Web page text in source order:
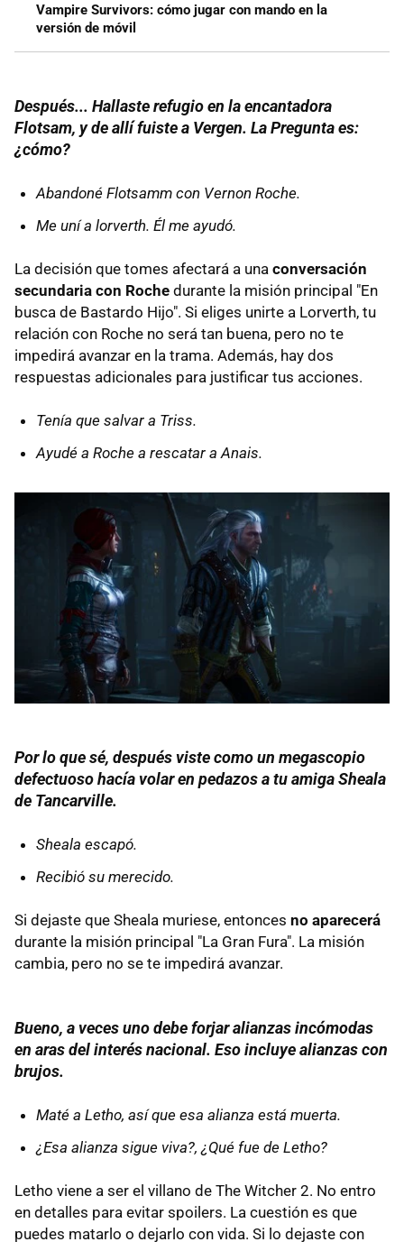
Vampire Survivors: cómo jugar con mando en la
versión de móvil
Después... Hallaste refugio en la encantadora
Flotsam, y de allí fuiste a Vergen. La Pregunta es:
¿cómo?
Abandoné Flotsamm con Vernon Roche.
Me uní a lorverth. Él me ayudó.
La decisión que tomes afectará a una conversación
secundaria con Roche durante la misión principal "En
busca de Bastardo Hijo". Si eliges unirte a Lorverth, tu
relación con Roche no será tan buena, pero no te
impedirá avanzar en la trama. Además, hay dos
respuestas adicionales para justificar tus acciones.
Tenía que salvar a Triss.
Ayudé a Roche a rescatar a Anais.
Por lo que sé, después viste como un megascopio
defectuoso hacía volar en pedazos a tu amiga Sheala
de Tancarville.
Sheala escapó.
Recibió su merecido.
Si dejaste que Sheala muriese, entonces no aparecerá
durante la misión principal "La Gran Fura". La misión
cambia, pero no se te impedirá avanzar.
Bueno, a veces uno debe forjar alianzas incómodas
en aras del interés nacional. Eso incluye alianzas con
brujos.
Maté a Letho, así que esa alianza está muerta.
¿Esa alianza sigue viva?, ¿Qué fue de Letho?
Letho viene a ser el villano de The Witcher 2. No entro
en detalles para evitar spoilers. La cuestión es que
puedes matarlo o dejarlo con vida. Si lo dejaste con